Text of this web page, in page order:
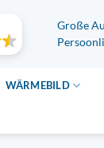
Große
WÄRMEBILD